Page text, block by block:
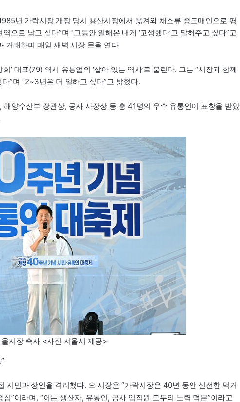
년 가락시장 개장 당시 용산시장에서 옮겨와 채소류 중도매인으로 평
으로 남고 싶다”며 “그동안 일해온 내게 ‘고생했다’고 말해주고 싶다”고
거래하며 매일 새벽 시장 문을 연다.
’ 대표(79) 역시 유통업의 ‘살아 있는 역사’로 불린다. 그는 “시장과 함께
”며 “2~3년은 더 일하고 싶다”고 밝혔다.
양수산부 장관상, 공사 사장상 등 총 41명의 우수 유통인이 표창을 받았
시장 축사 <사진 서울시 제공>
시민과 상인을 격려했다. 오 시장은 “가락시장은 40년 동안 신선한 먹거
”이라며, “이는 생산자, 유통인, 공사 임직원 모두의 노력 덕분”이라고